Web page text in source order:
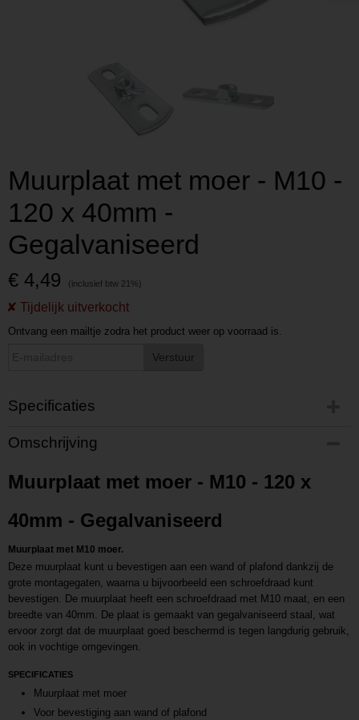
Muurplaat met moer - M10 -
120 x 40mm -
Gegalvaniseerd
€ 4,49
Ontvang een mailtje zodra het product weer op voorraad is.
Verstuur
Specificaties
Productcode
P202404031533
L202404031533
Omschrijving
Muurplaat met moer - M10 - 120 x
40mm - Gegalvaniseerd
Muurplaat met M10 moer.
Deze muurplaat kunt u bevestigen aan een wand of plafond dankzij de
grote montagegaten, waarna u bijvoorbeeld een schroefdraad kunt
bevestigen. De muurplaat heeft een schroefdraad met M10 maat, en een
breedte van 40mm. De plaat is gemaakt van gegalvaniseerd staal, wat
ervoor zorgt dat de muurplaat goed beschermd is tegen langdurig gebruik,
ook in vochtige omgevingen.
SPECIFICATIES
Muurplaat met moer
Voor bevestiging aan wand of plafond